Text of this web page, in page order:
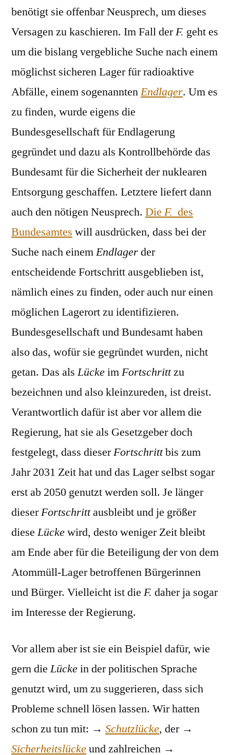
benötigt sie offenbar Neusprech, um dieses
Versagen zu kaschieren. Im Fall derF. geht es
um die bislang vergebliche Suche nach einem
möglichst sicheren Lager für radioaktive
Abfälle, einem sogenanntenEndlager. Um es
zu finden, wurde eigens die
Bundesgesellschaft für Endlagerung
gegründet und dazu als Kontrollbehörde das
Bundesamt für die Sicherheit der nuklearen
Entsorgung geschaffen. Letztere liefert dann
auch den nötigen Neusprech. Die F. des
Bundesamtes will ausdrücken, dass bei der
Suche nach einemEndlagerder
entscheidende Fortschritt ausgeblieben ist,
nämlich eines zu finden, oder auch nur einen
möglichen Lagerort zu identifizieren.
Bundesgesellschaft und Bundesamt haben
also das, wofür sie gegründet wurden, nicht
getan. Das alsLückeimFortschrittzu
bezeichnen und also kleinzureden, ist dreist.
Verantwortlich dafür ist aber vor allem die
Regierung, hat sie als Gesetzgeber doch
festgelegt, dass dieserFortschrittbis zum
Jahr 2031 Zeit hat und das Lager selbst sogar
erst ab 2050 genutzt werden soll. Je länger
dieserFortschrittausbleibt und je größer
dieseLückewird, desto weniger Zeit bleibt
am Ende aber für die Beteiligung der von dem
Atommüll-Lager betroffenen Bürgerinnen
und Bürger. Vielleicht ist die F. daher ja sogar
im Interesse der Regierung.
Vor allem aber ist sie ein Beispiel dafür, wie
gern dieLückein der politischen Sprache
genutzt wird, um zu suggerieren, dass sich
Probleme schnell lösen lassen. Wir hatten
schon zu tun mit: → Schutzlücke, der →
Sicherheitslückeund zahlreichen →